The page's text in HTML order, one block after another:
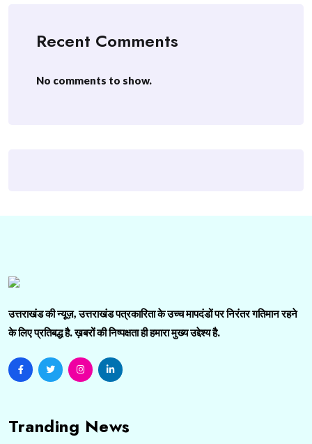
Recent Comments
No comments to show.
उत्तराखंड की न्यूज़, उत्तराखंड पत्रकारिता के उच्च मापदंडों पर निरंतर गतिमान रहने
के लिए प्रतिबद्ध है. ख़बरों की निष्पक्षता ही हमारा मुख्य उद्देश्य है.
Tranding News